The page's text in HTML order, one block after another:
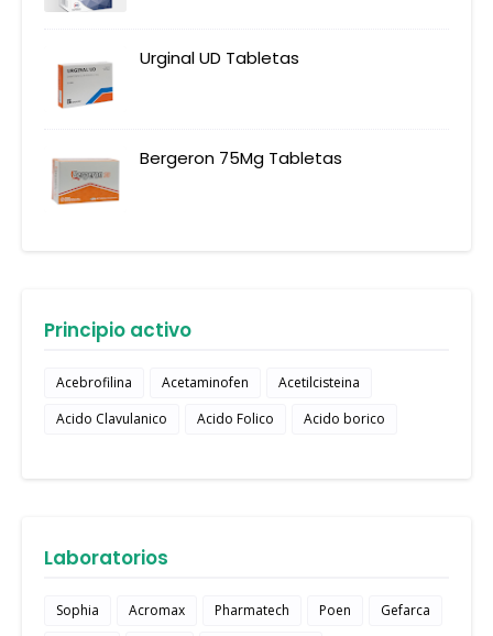
Urginal UD Tabletas
Bergeron 75Mg Tabletas
Principio activo
Acebrofilina Acetaminofen
Acetilcisteina
Acido Clavulanico
Acido Folico Acido borico
Laboratorios
Sophia Acromax Pharmatech Poen
Gefarca